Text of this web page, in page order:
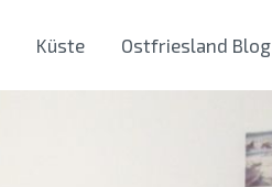
Küste Ostfriesland Blog